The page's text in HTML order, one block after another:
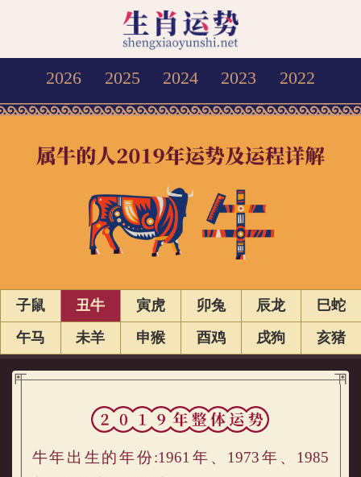
2026 2025 2024 2023 2022
子鼠 丑牛 寅虎 卯兔 辰龙
巳蛇
午马
未羊 申猴 酉鸡 戌狗 亥猪
属牛的人2019年运势及运程详解
牛年出生的年份:1961年、1973年、1985